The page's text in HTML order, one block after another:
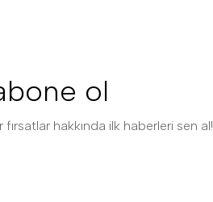
ol
hakkında ilk haberleri sen al!